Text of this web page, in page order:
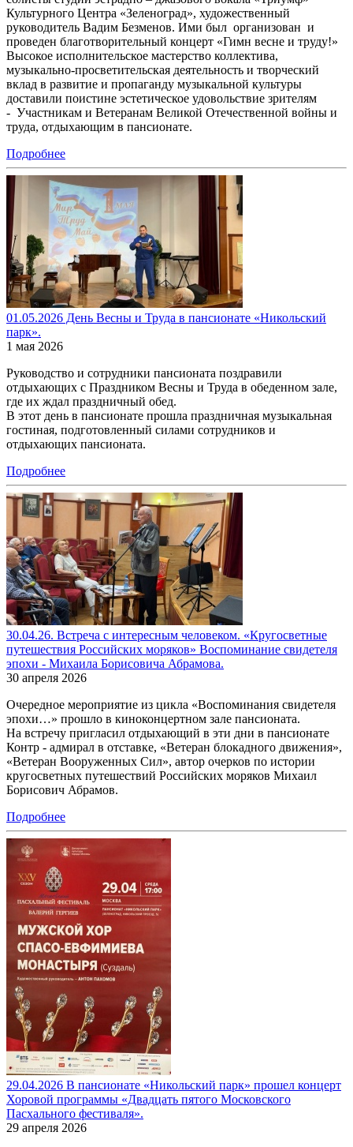
Культурного Центра «Зеленоград», художественный
руководитель Вадим Безменов. Ими был организован и
проведен благотворительный концерт «Гимн весне и труду!»
Высокое исполнительское мастерство коллектива,
музыкально-просветительская деятельность и творческий
вклад в развитие и пропаганду музыкальной культуры
доставили поистине эстетическое удовольствие зрителям
- Участникам и Ветеранам Великой Отечественной войны и
труда, отдыхающим в пансионате.
Подробнее
01.05.2026 День Весны и Труда в пансионате «Никольский
парк».
1 мая 2026
Руководство и сотрудники пансионата поздравили
отдыхающих с Праздником Весны и Труда в обеденном зале,
где их ждал праздничный обед.
В этот день в пансионате прошла праздничная музыкальная
гостиная, подготовленный силами сотрудников и
отдыхающих пансионата.
Подробнее
30.04.26. Встреча с интересным человеком. «Кругосветные
путешествия Российских моряков» Воспоминание свидетеля
эпохи - Михаила Борисовича Абрамова.
30 апреля 2026
Очередное мероприятие из цикла «Воспоминания свидетеля
эпохи…» прошло в киноконцертном зале пансионата.
На встречу пригласил отдыхающий в эти дни в пансионате
Контр - адмирал в отставке, «Ветеран блокадного движения»,
«Ветеран Вооруженных Сил», автор очерков по истории
кругосветных путешествий Российских моряков Михаил
Борисович Абрамов.
Подробнее
29.04.2026 В пансионате «Никольский парк» прошел концерт
Хоровой программы «Двадцать пятого Московского
Пасхального фестиваля».
29 апреля 2026